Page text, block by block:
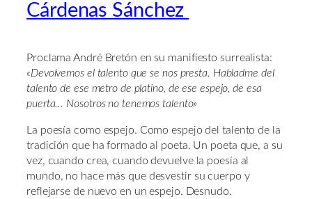
Cárdenas Sánchez
Proclama André Bretón en su manifiesto surrealista:
«Devolvemos el talento que se nos presta. Habladme del
talento de ese metro de platino, de ese espejo, de esa
puerta… Nosotros no tenemos talento»
La poesía como espejo. Como espejo del talento de la
tradición que ha formado al poeta. Un poeta que, a su
vez, cuando crea, cuando devuelve la poesía al
mundo, no hace más que desvestir su cuerpo y
reflejarse de nuevo en un espejo. Desnudo.